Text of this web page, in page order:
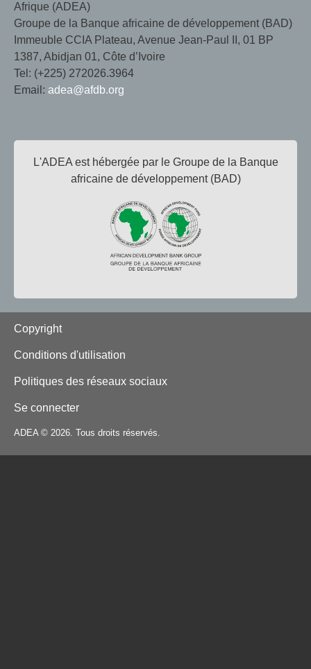
Afrique (ADEA)
Groupe de la Banque africaine de développement (BAD)
Immeuble CCIA Plateau, Avenue Jean-Paul II, 01 BP
1387, Abidjan 01, Côte d’Ivoire
Tel: (+225) 272026.3964
Email: adea@afdb.org
L'ADEA est hébergée par le Groupe de la Banque
africaine de développement (BAD)
Footer
Copyright
Conditions d'utilisation
Politiques des réseaux sociaux
Se connecter
ADEA © 2026. Tous droits réservés.